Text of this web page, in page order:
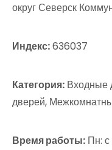
округ Северск
Индекс:636037
Категория: Входные
дверей,
Время работы: Пн: с